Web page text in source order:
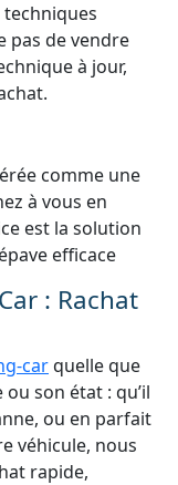
pas de vendre
à jour,
comme une
à vous en
est la solution
efficace
: Rachat
carquelle que
son état : qu’il
ou en parfait
véhicule, nous
rapide,